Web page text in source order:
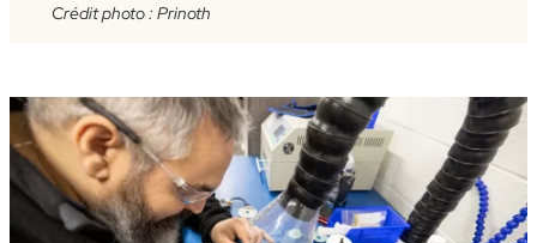
Crédit photo : Prinoth